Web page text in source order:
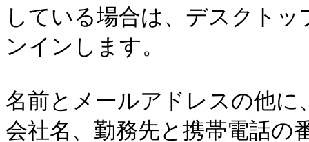
している場合は、デスクト
ンインします。
名前とメールアドレスの他に
会社名、勤務先と携帯電話の